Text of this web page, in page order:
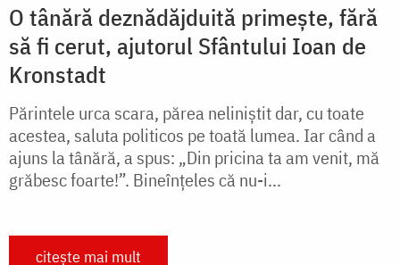
O tânără deznădăjduită primește, fără
să fi cerut, ajutorul Sfântului Ioan de
Kronstadt
Părintele urca scara, părea neliniştit dar, cu toate
acestea, saluta politicos pe toată lumea. Iar când a
ajuns la tânără, a spus: „Din pricina ta am venit, mă
grăbesc foarte!”. Bineînţeles că nu-i...
citește mai mult